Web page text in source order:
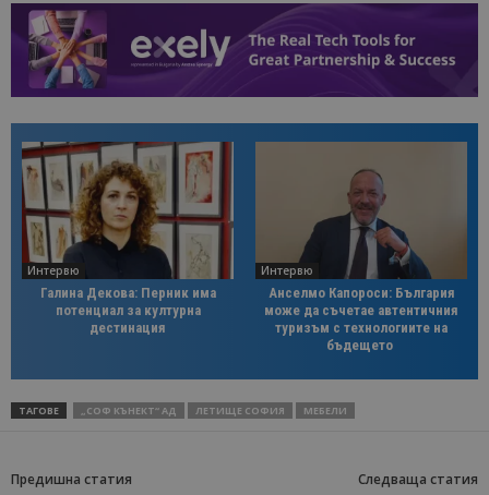
Интервю
Галина Декова: Перник има
потенциал за културна
дестинация
Интервю
Анселмо Капороси: България
може да съчетае автентичния
туризъм с технологиите на
бъдещето
ТАГОВЕ „СОФ КЪНЕКТ“ АД ЛЕТИЩЕ СОФИЯ МЕБЕЛИ
Предишна статия Следваща статия